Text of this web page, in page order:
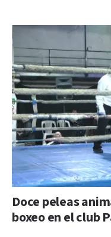
Doce peleas
boxeo en el club